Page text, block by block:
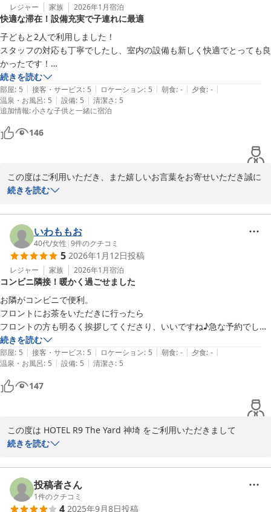
した。今後も快適にお過ごしいただけるよう、設備点検や清掃の徹
底を続けてまいります。
またお会いできます日をスタッフ一同、心よりお待ちしておりま
す。
HOTEL R9 The Yard 神埼
ＨＯＴＥＬ Ｒ９ Ｔｈｅ Ｙａｒｄ 神埼
2026-02-04
レジャー 家族 2026年1月宿泊
快適な滞在！設備充実で子連れに最適
子どもと2人で利用しました！
スタッフの対応も丁寧でしたし、室内の設備も新しく快適でとっても良
かったです！
他の方もおっしゃってた様に、大きめの冷蔵庫とレンジ、加湿器もあり
とってもありがたかったです！ベッドもしっかりしていたので寝心地良
かったです。
椅子が一つでしたので、ご飯食べる時に一つ借りてくれば良かったで
す。
あと、枕がフワフワで気持ちいいんだけどもう少し硬めだとありがたい
またぜひ機会があれば利用したいとおもいます！
続きを読む
部屋: 5 | 接客・サービス: 5 | ロケーション: 5 | 朝食: - | 夕食: - |
温泉・お風呂: 5 | 設備: 5 | 清潔さ: 5
追加情報:小さな子供と一緒に宿泊
146
この度はご利用いただき、また嬉しいお言葉をお寄せいただき誠に
ありがとうございます。
お子さまと快適にお過ごしいただけたとのこと、スタッフ一同大変
嬉しく拝読しました。
お部屋の設備についてもお褒めいただきありがとうございます。
椅子や枕に関する貴重なご意見につきましては、今後の改善の参考
にさせていただきます。
次回お越しいただいた際にも、より快適にお過ごしいただけるよう
努めてまいります。
またのご利用をスタッフ一同心よりお待ちしております。
HOTEL R9 The Yard 神埼
ＨＯＴＥＬ Ｒ９ Ｔｈｅ Ｙａｒｄ 神埼
続きを読む
いわももお
40代/女性 |9件のクチコミ
5 2026年1月12日投稿
レジャー 家族 2026年1月宿泊
コンビニ隣接！暖かく過ごせました
お隣がコンビニで便利。
フロントにお茶をいただきに行ったら
フロントの方も明るく挨拶してくださり、いいですね♪急な予約でした
が到着したらお部屋の暖房をつけてくださってあり暖かく過ごせまし
続きを読む
部屋: 5 | 接客・サービス: 5 | ロケーション: 5 | 朝食: - | 夕食: - |
温泉・お風呂: 5 | 設備: 5 | 清潔さ: 5
147
この度は HOTEL R9 The Yard 神埼 をご利用いただきまして
誠にありがとうございます。
今後もより一層大きなご満足を、お客様にご提供できるホテルにな
る事を目指し
スタッフ一同、日々精進して参ります。
続きを読む
投稿者さん
1件のクチコミ
4 2025年9月8日投稿